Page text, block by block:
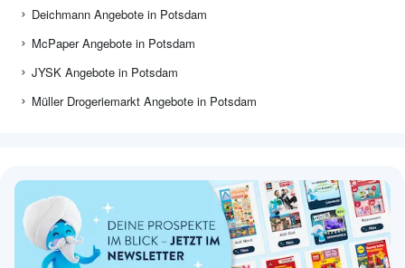
Deichmann Angebote in Potsdam
McPaper Angebote in Potsdam
JYSK Angebote in Potsdam
Müller Drogeriemarkt Angebote in Potsdam